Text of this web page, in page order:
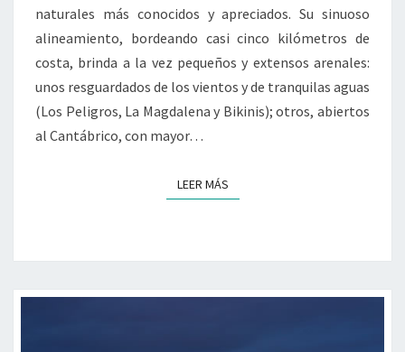
naturales más conocidos y apreciados. Su sinuoso
alineamiento, bordeando casi cinco kilómetros de
costa, brinda a la vez pequeños y extensos arenales:
unos resguardados de los vientos y de tranquilas aguas
(Los Peligros, La Magdalena y Bikinis); otros, abiertos
al Cantábrico, con mayor…
LEER MÁSLEER MÁS